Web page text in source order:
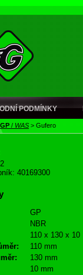
PODMÍNKY
GP / WAS > Gufero
40169300
GP
NBR
110 x 130 x 10
110 mm
130 mm
10 mm